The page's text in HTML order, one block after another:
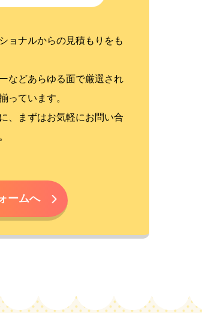
ョナルからの見積もりをも
などあらゆる面で厳選され
っています。
、まずはお気軽にお問い合
ームへ